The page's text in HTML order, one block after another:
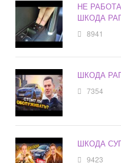
НЕ
ШКОДА
8941
ШКОДА
7354
ШКОДА
9423